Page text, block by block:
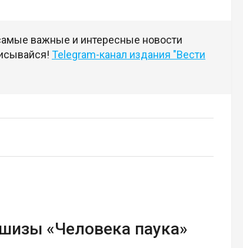
важные и интересные новости
Telegram-канал издания "Вести
«Человека паука»